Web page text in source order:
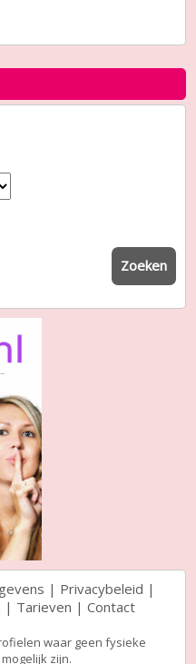
Zoeken
| Privacybeleid |
| Tarieven | Contact
waar geen fysieke
zijn.